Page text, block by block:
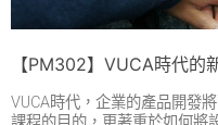
【PM302】VUCA時代的
VUCA時代，企業的產品開發